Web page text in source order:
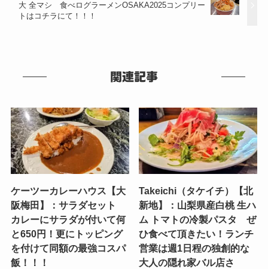
大 全マシ 食べログラーメンOSAKA2025コンプリー
トはコチラにて！！！
関連記事
ケーツーカレーハウス【大
阪梅田】：サラダセット
カレーにサラダが付いて何
と650円！更にトッピング
を付けて同額の最強コスパ
飯！！！
Takeichi（タケイチ）【北
新地】：山梨県産白桃 生ハ
ム トマトの冷製パスタ ぜ
ひ食べて頂きたい！ランチ
営業は週1日程の独創的な
大人の隠れ家バル店さ